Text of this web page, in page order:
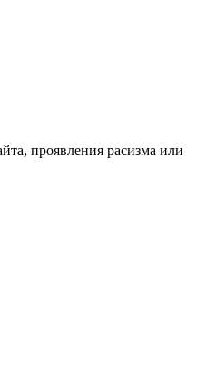
проявления расизма или